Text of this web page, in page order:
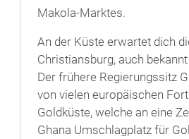
Makola-Marktes.
An der Küste erwartet dich
Christiansburg, auch
Der frühere Regierungssitz
von vielen europäischen
Goldküste, welche an eine
Ghana Umschlagplatz für